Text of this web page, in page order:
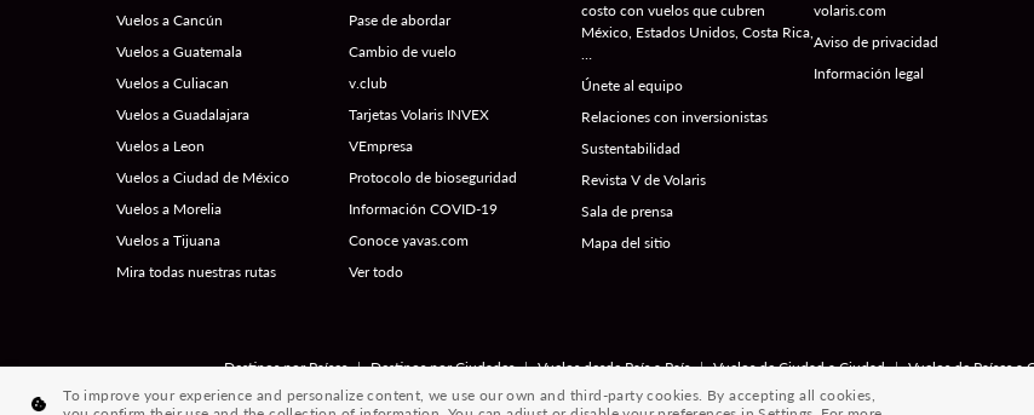
Vuelos a Cancún
Vuelos a Guatemala
Vuelos a Culiacan
Vuelos a Guadalajara
Vuelos a Leon
Vuelos a Ciudad de México
Vuelos a Morelia
Vuelos a Tijuana
Mira todas nuestras rutas
Pase de abordar
Cambio de vuelo
v.club
Tarjetas Volaris INVEX
VEmpresa
Protocolo de bioseguridad
Información COVID-19
Conoce yavas.com
Ver todo
costo con vuelos que cubren
México, Estados Unidos, Costa Rica,
…
Únete al equipo
Relaciones con inversionistas
Sustentabilidad
Revista V de Volaris
Sala de prensa
Mapa del sitio
volaris.com
Aviso de privacidad
Información legal
Destinos por Países | Destinos por Ciudades | Vuelos desde País a País | Vuelos de Ciudad a Ciudad | Vuelos de Países a
® 2026 Volaris y su logotipo son marcas registradas de Volaris
To improve your experience and personalize content, we use our own and third-party cookies. By accepting all cookies,